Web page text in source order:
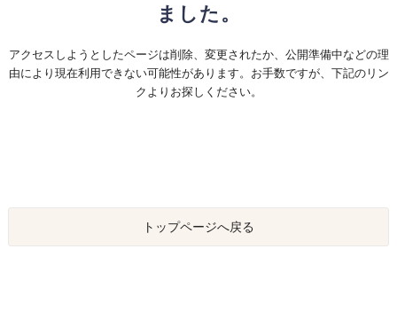
ました。
アクセスしようとしたページは削除、変更されたか、公開準備中などの理
由により現在利用できない可能性があります。お手数ですが、下記のリン
クよりお探しください。
トップページへ戻る